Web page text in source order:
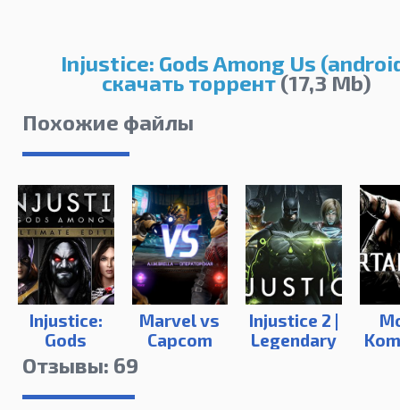
Injustice: Gods Among Us
скачать торрент(17,3 Mb)
Похожие файлы
Injustice:
Gods
Among Us |
Ultimate
Edition
Marvel vs
Capcom
Injustice 2 |
Legendary
Отзывы: 69